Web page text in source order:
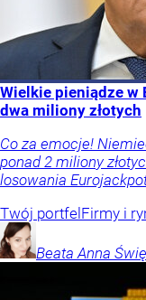
Wielkie pieniądze w
dwa miliony złotych
Co za emocje!
ponad 2 miliony
losowania
Twój portfelFirmy i
Beata Anna